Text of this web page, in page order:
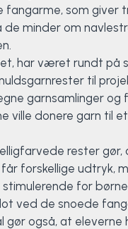
fangarme, som giver
de minder om
har været rundt på
til
garnsamlinger og
ville donere garn til
rester gør,
forskellige udtryk,
for
ved de snoede
gør også, at eleverne